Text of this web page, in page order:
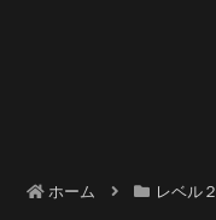
ホーム レベル２